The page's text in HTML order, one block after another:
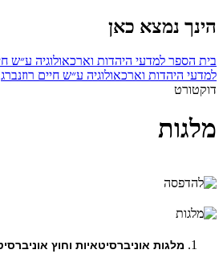
הינך נמצא כאן
בית הספר למדעי היהדות וארכאולוגיה ע״ש
למדעי היהדות וארכאולוגיה ע״ש חיים רוזנברג
דוקטורט
מלגות
מלגות אוניברסיטאיות וחוץ